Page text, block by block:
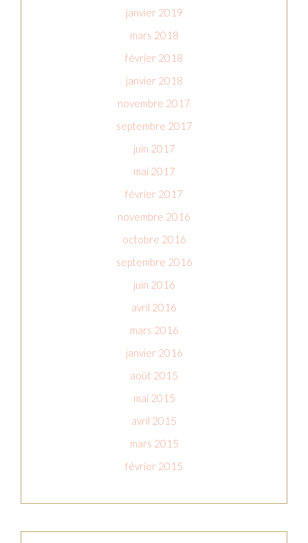
janvier 2019
mars 2018
février 2018
janvier 2018
novembre 2017
septembre 2017
juin 2017
mai 2017
février 2017
novembre 2016
octobre 2016
septembre 2016
juin 2016
avril 2016
mars 2016
janvier 2016
août 2015
mai 2015
avril 2015
mars 2015
février 2015